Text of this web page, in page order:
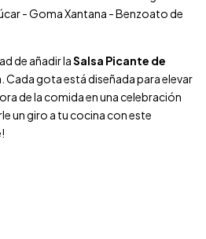
- Goma Xantana - Benzoato de
de añadir laSalsa Picante de
Cada gota está diseñada para elevar
de la comida en una celebración
un giro a tu cocina con este